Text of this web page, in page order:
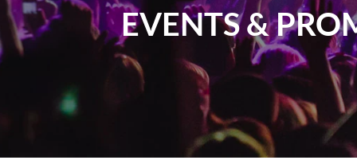
Leads
EVENTS &